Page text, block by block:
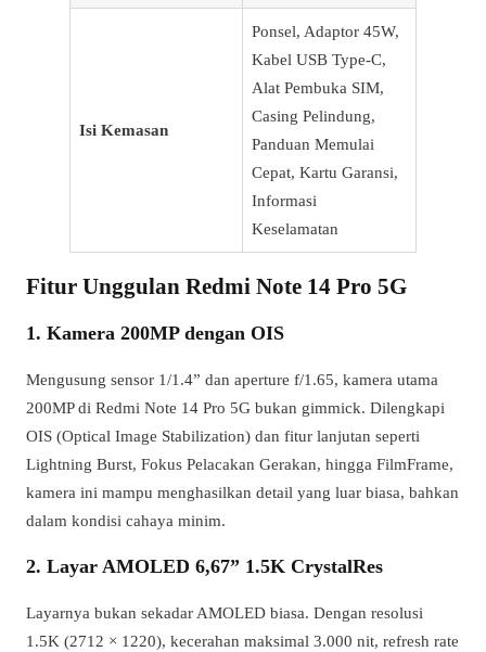
Isi Kemasan
Ponsel, Adaptor 45W,
Kabel USB Type-C,
Alat Pembuka SIM,
Casing Pelindung,
Panduan Memulai
Cepat, Kartu Garansi,
Informasi
Keselamatan
Fitur Unggulan Redmi Note 14 Pro 5G
1. Kamera 200MP dengan OIS
Mengusung sensor 1/1.4” dan aperture f/1.65, kamera utama
200MP di Redmi Note 14 Pro 5G bukan gimmick. Dilengkapi
OIS (Optical Image Stabilization) dan fitur lanjutan seperti
Lightning Burst, Fokus Pelacakan Gerakan, hingga FilmFrame,
kamera ini mampu menghasilkan detail yang luar biasa, bahkan
dalam kondisi cahaya minim.
2. Layar AMOLED 6,67” 1.5K CrystalRes
Layarnya bukan sekadar AMOLED biasa. Dengan resolusi
1.5K (2712 × 1220), kecerahan maksimal 3.000 nit, refresh rate